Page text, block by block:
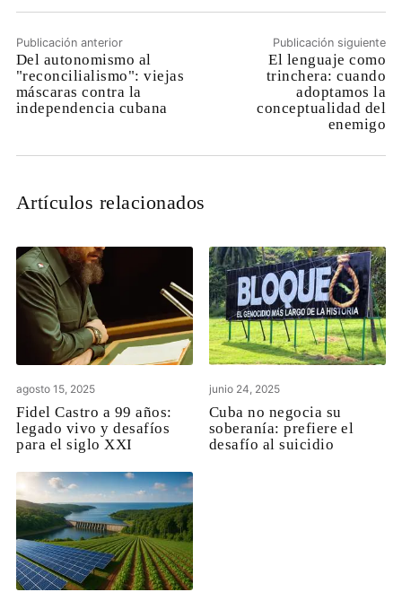
Publicación anterior
Del autonomismo al
"reconcilialismo": viejas
máscaras contra la
independencia cubana
Publicación siguiente
El lenguaje como
trinchera: cuando
adoptamos la
conceptualidad del
enemigo
Artículos relacionados
agosto 15, 2025
Fidel Castro a 99 años:
legado vivo y desafíos
para el siglo XXI
junio 24, 2025
Cuba no negocia su
soberanía: prefiere el
desafío al suicidio